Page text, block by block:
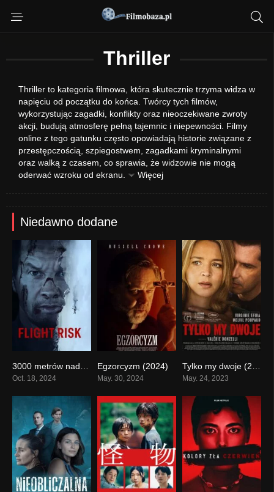
Thriller
Thriller to kategoria filmowa, która skutecznie trzyma widza w
napięciu od początku do końca. Twórcy tych filmów,
wykorzystując zagadki, konflikty oraz nieoczekiwane zwroty
akcji, budują atmosferę pełną tajemnic i niepewności. Filmy
online z tego gatunku często opowiadają historie związane z
przestępczością, szpiegostwem, zagadkami kryminalnymi
oraz walką z czasem, co sprawia, że widzowie nie mogą
oderwać wzroku od ekranu.
Więcej
Niedawno dodane
0
Oct. 18, 2024
0
Egzorcyzm (2024)
May. 30, 2024
0
May. 24, 2023